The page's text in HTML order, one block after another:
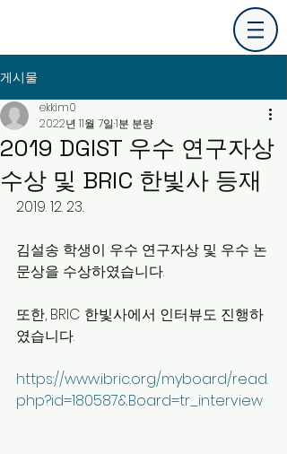
게시물
2019 DGIST 우수 연구자상
수상 및 BRIC 한빛사 등재
ekkim0
2022년 11월 7일1분 분량
2019. 12. 23.
김설송 학생이 우수 연구자상 및 우수 논
문상을 수상하였습니다.
또한, BRIC 한빛사에서 인터뷰도 진행하
였습니다.
https://www.ibric.org/myboard/read.
php?id=180587&Board=tr_interview